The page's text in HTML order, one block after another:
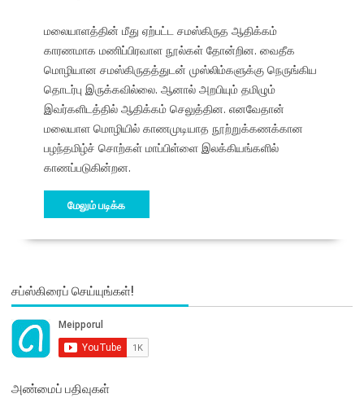
மலையாளத்தின் மீது ஏற்பட்ட சமஸ்கிருத ஆதிக்கம்
காரணமாக மணிப்பிரவாள நூல்கள் தோன்றின. வைதீக
மொழியான சமஸ்கிருதத்துடன் முஸ்லிம்களுக்கு நெருங்கிய
தொடர்பு இருக்கவில்லை. ஆனால் அறபியும் தமிழும்
இவர்களிடத்தில் ஆதிக்கம் செலுத்தின. எனவேதான்
மலையாள மொழியில் காணமுடியாத நூற்றுக்கணக்கான
பழந்தமிழ்ச் சொற்கள் மாப்பிள்ளை இலக்கியங்களில்
காணப்படுகின்றன.
மேலும் படிக்க
சப்ஸ்கிரைப் செய்யுங்கள்!
அண்மைப் பதிவுகள்